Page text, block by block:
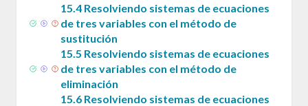
15.4 Resolviendo sistemas de ecuaciones
de tres variables con el método de
sustitución
15.5 Resolviendo sistemas de ecuaciones
de tres variables con el método de
eliminación
15.6 Resolviendo sistemas de ecuaciones